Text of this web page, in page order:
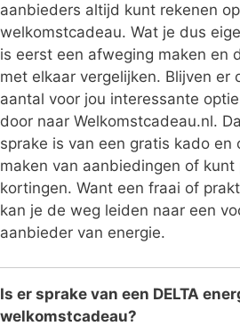
aanbieders altijd kunt rekenen
welkomstcadeau. Wat je dus
is eerst een afweging maken en
met elkaar vergelijken. Blijven er
aantal voor jou interessante
door naar Welkomstcadeau.nl.
sprake is van een gratis kado en
maken van aanbiedingen of kunt
kortingen. Want een fraai of
kan je de weg leiden naar een
aanbieder van energie.
Is er sprake van een DELTA
welkomstcadeau?